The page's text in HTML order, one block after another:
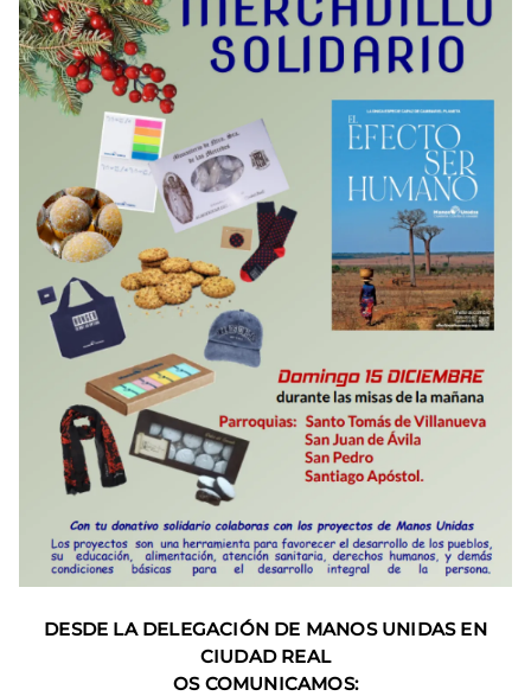
DESDE LA DELEGACIÓN DE MANOS UNIDAS EN
CIUDAD REAL
OS COMUNICAMOS: